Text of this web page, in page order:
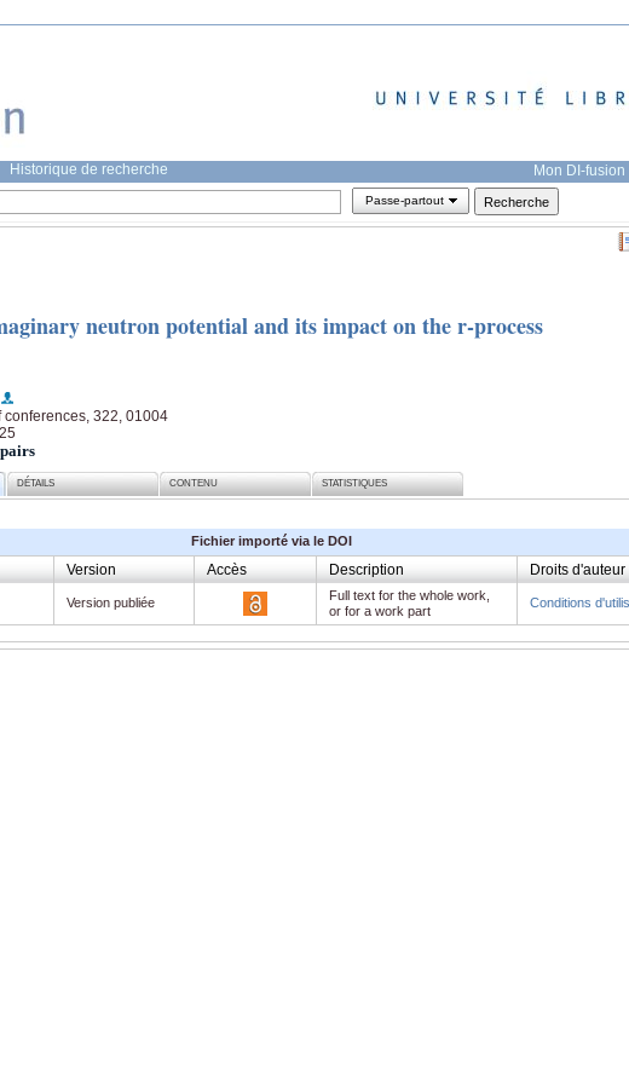
Historique de recherche Mon DI-fusion
Passe-partout
neutron potential and its impact on the r-process
conferences, 322, 01004
DÉTAILS CONTENU STATISTIQUES
Fichier importé via le DOI
Version Accès Description Droits d'auteur
Version publiée
Full text for the whole work,
or for a work part
Conditions